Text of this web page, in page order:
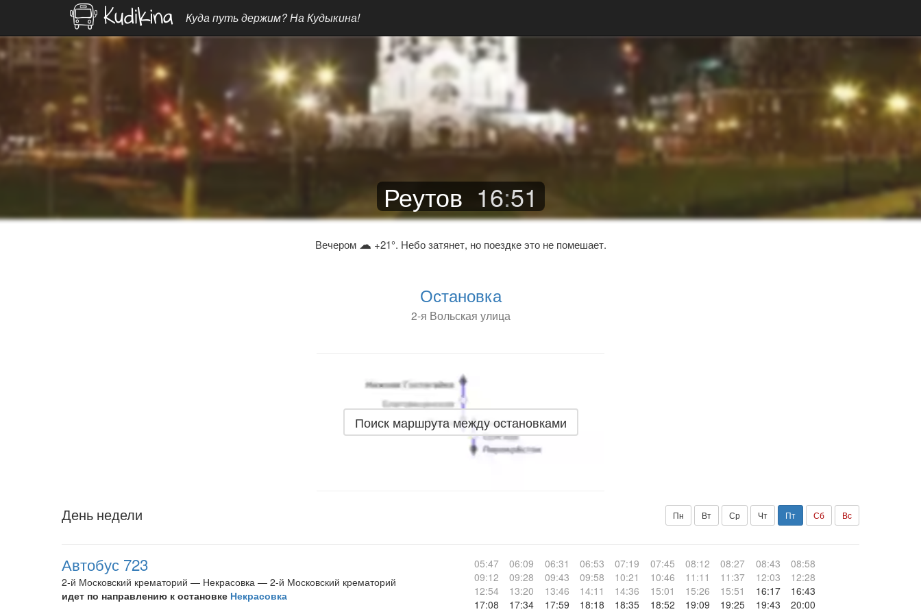
Куда путь держим? На Кудыкина!
Реутов 16:51
Вечером ☁ +21°. Небо затянет, но поездке это не помешает.
Остановка
2-я Вольская улица
Поиск маршрута между остановками
День недели Пн Вт Ср Чт Пт Сб Вс
Автобус 723
2-й Московский крематорий — Некрасовка — 2-й Московский крематорий
идет по направлению к остановке Некрасовка
05:47 06:09 06:31 06:53 07:19 07:45 08:12 08:27 08:43
08:58
09:12
09:28 09:43 09:58 10:21 10:46 11:11 11:37 12:03
12:28
12:54
13:20 13:46 14:11 14:36 15:01 15:26 15:51 16:17
16:43
17:08
17:34 17:59 18:18 18:35 18:52 19:09 19:25 19:43
20:00